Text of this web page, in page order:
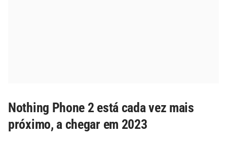
Nothing Phone 2 está cada vez mais
próximo, a chegar em 2023